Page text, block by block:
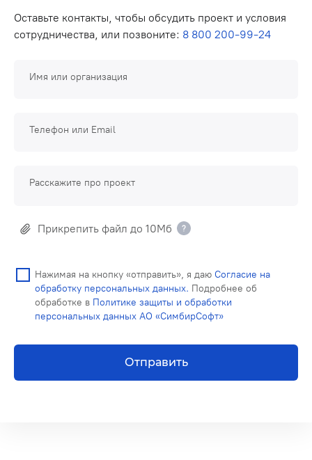
Оставьте контакты, чтобы обсудить проект и условия
сотрудничества, или позвоните: 8 800 200-99-24
Имя или организация
Телефон или Email
Расскажите про проект
Прикрепить файл до 10Мб
Нажимая на кнопку «отправить», я даю Согласие на
обработку персональных данных. Подробнее об
обработке в Политике защиты и обработки
персональных данных АО «СимбирСофт»
Отправить